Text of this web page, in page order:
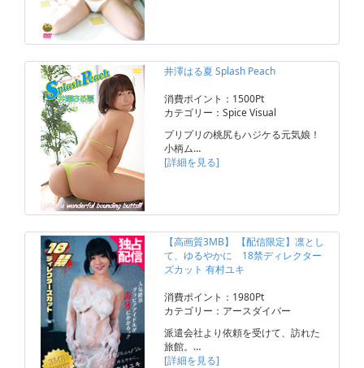
井澤はる夏 Splash Peach
消費ポイント：1500Pt
カテゴリー：Spice Visual
プリプリの桃尻もハジケる元気娘！
小柄ム…
[詳細を見る]
【高画質3MB】 【配信限定】凛とし
て、ゆるやかに 18禁ディレクター
ズカット 有村ユキ
消費ポイント：1980Pt
カテゴリー：アースダイバー
派遣会社より依頼を受けて、訪れた
旅館。…
[詳細を見る]